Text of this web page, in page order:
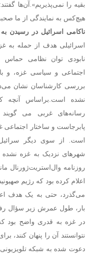
بقیه را نمی‌پذیریم».آن‌ها
هیچ‌کس به نمایندگی از ما
ناکامی‌ اسرائیل در رسیدن
اسرائیلی هدف از حمله به
نابودی توان نظامی حماس
اجتماعی و سیاسی غزه، و
بررسی کارشناسان نشان
نشده است.براساس آنچه
رسانه‌های غربی می
پابرجاست و ساختار اجتماعی
است. از سوی دیگر سرائیل
شهرهای نزدیک به غزه
روزنامه وال‌استریت‌ژورنال
اعلام کرده بود که رژیم
می‌گذرد، حتی به یک هدف
بار، طول عمرش زیر سؤال
در غزه به قدری واضح بود
نتوانستند آن را پنهان کنند،
دعوت شده به شبکه